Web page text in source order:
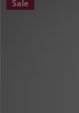
NAV
Sale